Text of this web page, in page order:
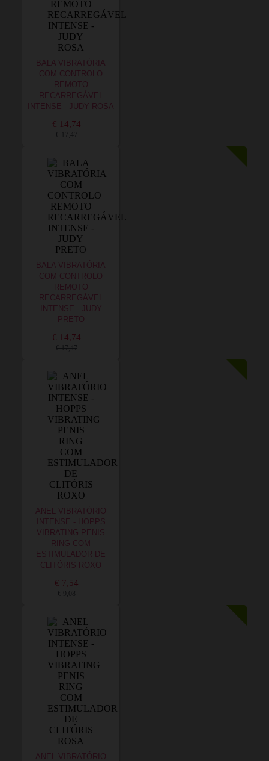
BALA VIBRATÓRIA
COM CONTROLO
REMOTO
RECARREGÁVEL
INTENSE - JUDY ROSA
€ 14,74
€ 17,47
BALA VIBRATÓRIA
COM CONTROLO
REMOTO
RECARREGÁVEL
INTENSE - JUDY
PRETO
€ 14,74
€ 17,47
ANEL VIBRATÓRIO
INTENSE - HOPPS
VIBRATING PENIS
RING COM
ESTIMULADOR DE
CLITÓRIS ROXO
€ 7,54
€ 9,08
ANEL VIBRATÓRIO